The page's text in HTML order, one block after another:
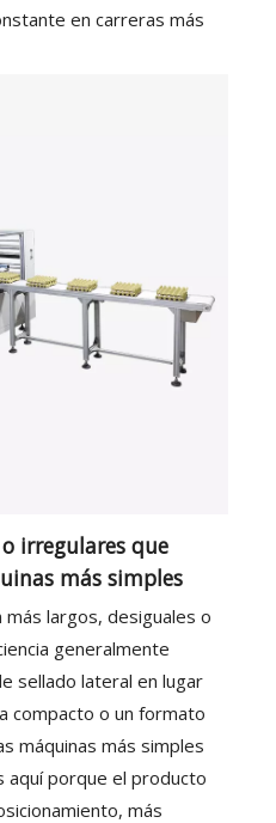
en carreras más
irregulares que
más simples
largos, desiguales o
generalmente
sellado lateral en lugar
compacto o un formato
máquinas más simples
porque el producto
más